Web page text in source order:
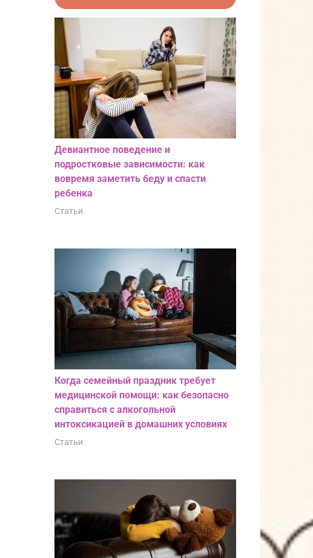
Девиантное поведение и
подростковые зависимости: как
вовремя заметить беду и спасти
ребенка
Статьи
Когда семейный праздник требует
медицинской помощи: как безопасно
справиться с алкогольной
интоксикацией в домашних условиях
Статьи